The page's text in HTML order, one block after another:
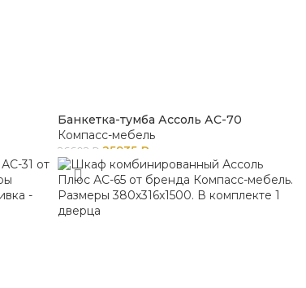
Банкетка-тумба Ассоль АС-70
Компасс-мебель
26602 ₽ 25935 ₽